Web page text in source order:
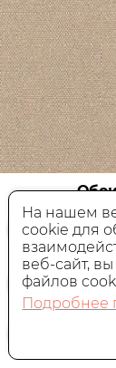
На нашем
cookie для
веб-сайт,
файлов